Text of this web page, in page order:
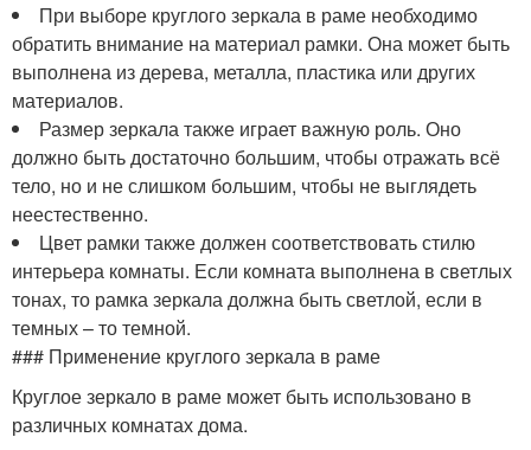
При выборе круглого зеркала в раме необходимо
обратить внимание на материал рамки. Она может быть
выполнена из дерева, металла, пластика или других
материалов.
Размер зеркала также играет важную роль. Оно
должно быть достаточно большим, чтобы отражать всё
тело, но и не слишком большим, чтобы не выглядеть
неестественно.
Цвет рамки также должен соответствовать стилю
интерьера комнаты. Если комната выполнена в светлых
тонах, то рамка зеркала должна быть светлой, если в
темных – то темной.
### Применение круглого зеркала в раме
Круглое зеркало в раме может быть использовано в
различных комнатах дома.